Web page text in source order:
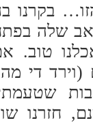
בקרנו
נפתח הפאב שלה
טוב.
(וירד די
חזרנו